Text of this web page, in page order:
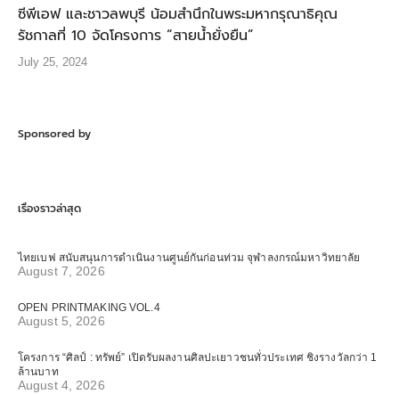
ซีพีเอฟ และชาวลพบุรี น้อมสำนึกในพระมหากรุณาธิคุณ
รัชกาลที่ 10 จัดโครงการ “สายน้ำยั่งยืน”
July 25, 2024
Sponsored by
เรื่องราวล่าสุด
ไทยเบฟ สนับสนุนการดำเนินงานศูนย์กันก่อนท่วม จุฬาลงกรณ์มหาวิทยาลัย
August 7, 2026
OPEN PRINTMAKING VOL.4
August 5, 2026
โครงการ “ศิลป์ : ทรัพย์” เปิดรับผลงานศิลปะเยาวชนทั่วประเทศ ชิงรางวัลกว่า 1
ล้านบาท
August 4, 2026